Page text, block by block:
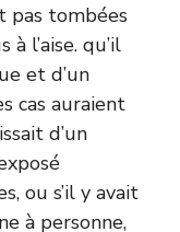
pas tombées
à l’aise. qu’il
et d’un
cas auraient
d’un
ou s’il y avait
à personne,